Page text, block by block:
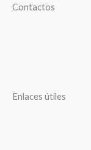
Contactos
Enlaces útiles